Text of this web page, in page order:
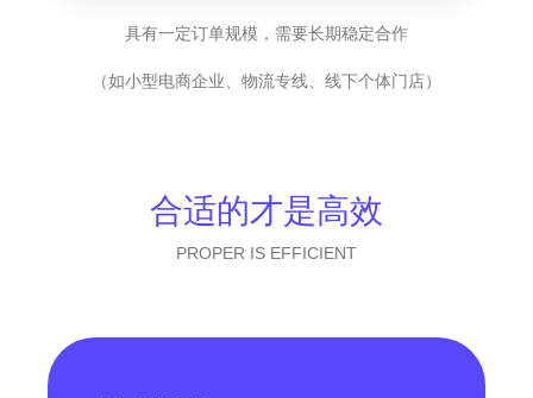
具有一定订单规模，需要长期稳定合作
（如小型电商企业、物流专线、线下个体门店）
合适的才是高效
PROPER IS EFFICIENT